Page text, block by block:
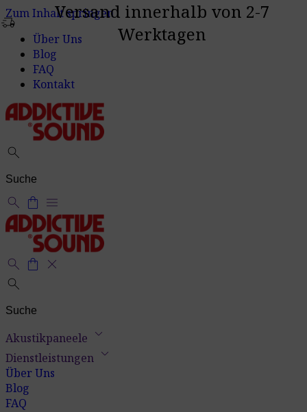
Zum Inhalt springen
delivery_truck_speed
Versand innerhalb von 2-7
Werktagen
Über Uns
Blog
FAQ
Kontakt
search
search shopping_bag menu
search shopping_bag close
search
Akustikpaneele keyboard_arrow_down
Dienstleistungen keyboard_arrow_down
Über Uns
Blog
FAQ